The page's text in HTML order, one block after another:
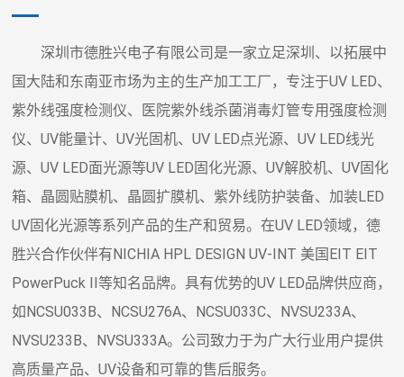
深圳市德胜兴电子有限公司是一家立足深圳、以拓展中
国大陆和东南亚市场为主的生产加工工厂，专注于UV LED、
紫外线强度检测仪、医院紫外线杀菌消毒灯管专用强度检测
仪、UV能量计、UV光固机、UV LED点光源、UV LED线光
源、UV LED面光源等UV LED固化光源、UV解胶机、UV固化
箱、晶圆贴膜机、晶圆扩膜机、紫外线防护装备、加装LED
UV固化光源等系列产品的生产和贸易。在UV LED领域，德
胜兴合作伙伴有NICHIA HPL DESIGN UV-INT 美国EIT EIT
PowerPuck II等知名品牌。具有优势的UV LED品牌供应商，
如NCSU033B、NCSU276A、NCSU033C、NVSU233A、
NVSU233B、NVSU333A。公司致力于为广大行业用户提供
高质量产品、UV设备和可靠的售后服务。